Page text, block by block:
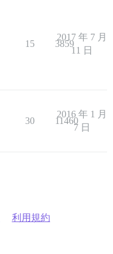
15 3859
2017 年 7 月
11 日
30 11460
2016 年 1 月
7 日
利用規約